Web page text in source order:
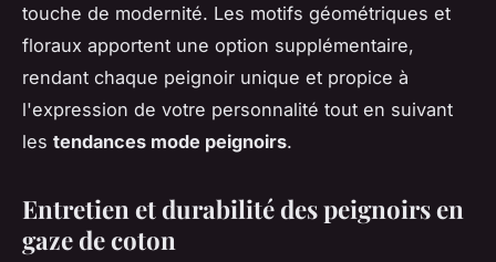
touche de modernité. Les motifs géométriques et
floraux apportent une option supplémentaire,
rendant chaque peignoir unique et propice à
l'expression de votre personnalité tout en suivant
les tendances mode peignoirs.
Entretien et durabilité des peignoirs en
gaze de coton